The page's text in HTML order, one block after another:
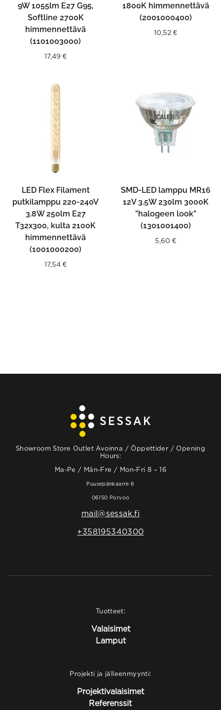
9W 1055lm E27 G95,
Softline 2700K
himmennettävä
(1101003000)
17,49 €
1800K himmennettävä
(2001000400)
10,52 €
LED Flex Filament
putkilamppu 220-240V
3.8W 250lm E27
T32x300, kulta 2100K
himmennettävä
(1001000200)
17,54 €
SMD-LED lamppu MR16
12V 3.5W 230lm 3000K
”halogeen look”
(1301001400)
5,60 €
Showroom Store Outlet Avoinna / Öppettider / Opening
Hours:
Ma-Pe / Mån-Fre / Mon-Fri 8 – 16
Puusepänkaarre 6
06150 Porvoo
mail@sessak.fi
+358195340300
Tuotteet:
Valaisimet
Lamput
Projekti ja jälleenmyynti:
Projektivalaisimet
Referenssit